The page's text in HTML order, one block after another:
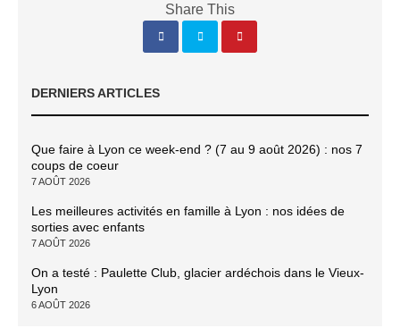
Share This
DERNIERS ARTICLES
Que faire à Lyon ce week-end ? (7 au 9 août 2026) : nos 7
coups de coeur
7 AOÛT 2026
Les meilleures activités en famille à Lyon : nos idées de
sorties avec enfants
7 AOÛT 2026
On a testé : Paulette Club, glacier ardéchois dans le Vieux-
Lyon
6 AOÛT 2026